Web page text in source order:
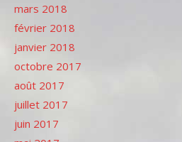
mars 2018
février 2018
janvier 2018
octobre 2017
août 2017
juillet 2017
juin 2017